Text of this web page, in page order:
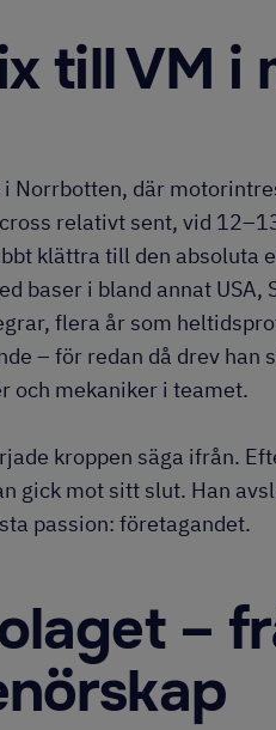
till VM i
Norrbotten, där
relativt sent, vid
klättra till den absoluta
baser i bland annat USA,
flera år som
– för redan då drev han
och mekaniker i teamet.
kroppen säga ifrån.
gick mot sitt slut. Han
passion: företagandet.
–